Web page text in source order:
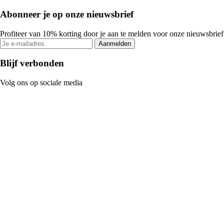
Abonneer je op onze nieuwsbrief
Profiteer van 10% korting door je aan te melden voor onze nieuwsbrief
Aanmelden
Blijf verbonden
Volg ons op sociale media